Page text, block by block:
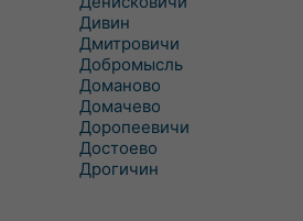
Дивин
Дмитровичи
Добромысль
Доманово
Домачево
Доропеевичи
Достоево
Дрогичин